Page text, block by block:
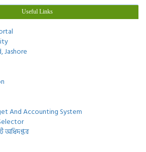
Useful Links
Jashore
And Accounting System
অধিদপ্তর